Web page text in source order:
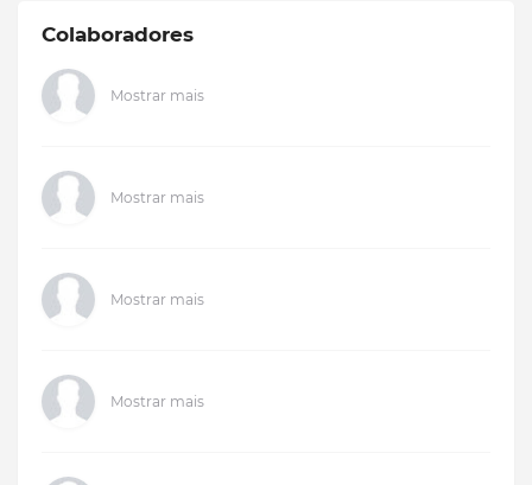
Colaboradores
Mostrar mais
Mostrar mais
Mostrar mais
Mostrar mais